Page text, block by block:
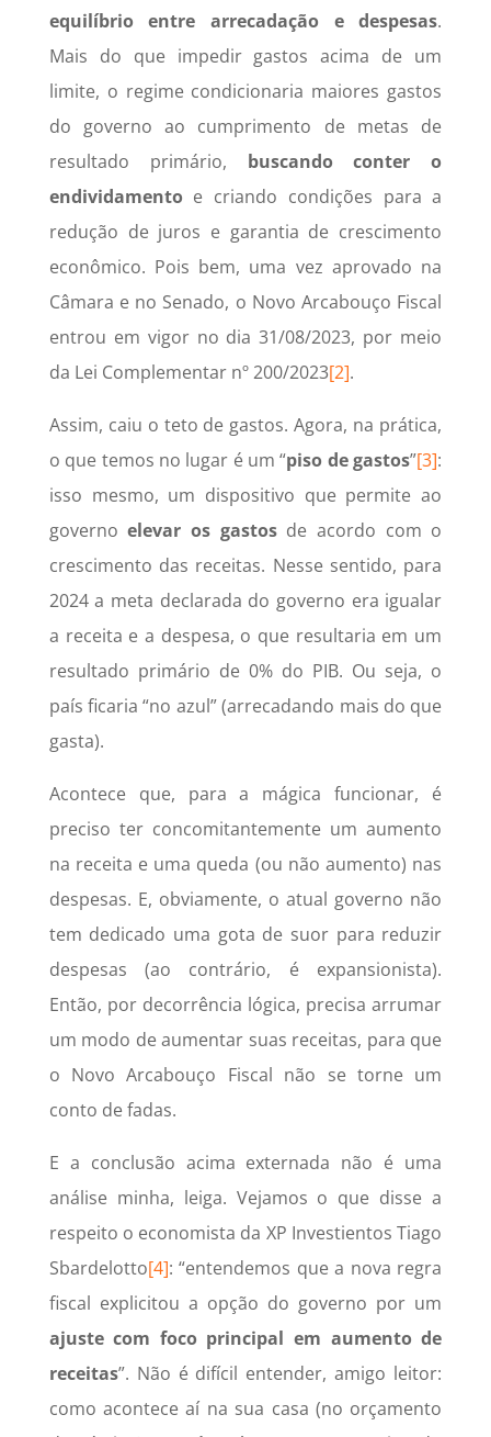
equilíbrio entre arrecadação e despesas.
Mais do que impedir gastos acima de um
limite, o regime condicionaria maiores gastos
do governo ao cumprimento de metas de
resultado primário, buscando conter o
endividamentoe criando condições para a
redução de juros e garantia de crescimento
econômico. Pois bem, uma vez aprovado na
Câmara e no Senado, o Novo Arcabouço Fiscal
entrou em vigor no dia 31/08/2023, por meio
da Lei Complementar nº 200/2023[2].
Assim, caiu o teto de gastos. Agora, na prática,
o que temos no lugar é um “piso de gastos”[3]:
isso mesmo, um dispositivo que permite ao
governoelevar os gastosde acordo com o
crescimento das receitas. Nesse sentido, para
2024 a meta declarada do governo era igualar
a receita e a despesa, o que resultaria em um
resultado primário de 0% do PIB. Ou seja, o
país ficaria “no azul” (arrecadando mais do que
gasta).
Acontece que, para a mágica funcionar, é
preciso ter concomitantemente um aumento
na receita e uma queda (ou não aumento) nas
despesas. E, obviamente, o atual governo não
tem dedicado uma gota de suor para reduzir
despesas (ao contrário, é expansionista).
Então, por decorrência lógica, precisa arrumar
um modo de aumentar suas receitas, para que
o Novo Arcabouço Fiscal não se torne um
conto de fadas.
E a conclusão acima externada não é uma
análise minha, leiga. Vejamos o que disse a
respeito o economista da XP Investientos Tiago
Sbardelotto[4]: “entendemos que a nova regra
fiscal explicitou a opção do governo por um
ajuste com foco principal em aumento de
receitas”. Não é difícil entender, amigo leitor:
como acontece aí na sua casa (no orçamento